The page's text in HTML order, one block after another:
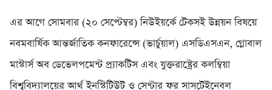
এর আগে সোমবার (২০ সেপ্টেম্বর) নিউইয়র্কে টেকসই উন্নয়ন বিষয়ে
নবমবার্ষিক আন্তর্জাতিক কনফারেন্সে (ভার্চুয়াল) এসডিএসএন, গ্লোবাল
মাস্টার্স অব ডেভেলপমেন্ট প্র্যাকটিস এবং যুক্তরাষ্ট্রের কলম্বিয়া
বিশ্ববিদ্যালয়ের আর্থ ইনস্টিটিউট ও সেন্টার ফর সাসটেইনেবল